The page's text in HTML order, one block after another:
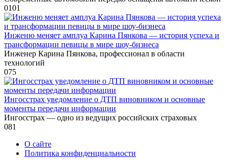
0101
Инженю меняет амплуа Карина Пянкова — история успеха и
трансформации певицы в мире шоу-бизнеса
Инженер Карина Пянкова, профессионал в области
технологий
075
Ингосстрах уведомление о ДТП виновником и основные
моменты передачи информации
Ингосстрах — одно из ведущих российских страховых
081
О сайте
Политика конфиденциальности